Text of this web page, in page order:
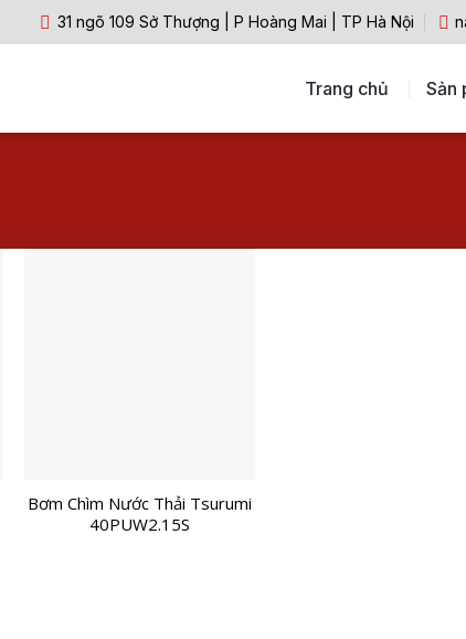
31 ngõ 109 Sở Thượng | P Hoàng Mai | TP Hà Nội
Trang chủ Sản
Bơm Chìm Nước Thải Tsurumi
40PUW2.15S